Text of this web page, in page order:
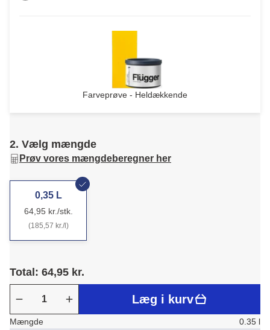
Farveprøve - Heldækkende
2. Vælg mængde
Prøv vores mængdeberegner her
0,35 L
64,95 kr./stk.
(185,57 kr./l)
Total: 64,95 kr.
Læg i kurv
Mængde
0.35 l